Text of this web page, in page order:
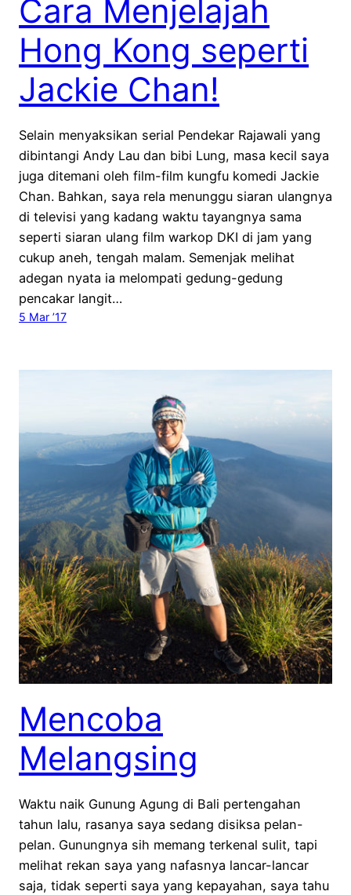
Cara Menjelajah
Hong Kong seperti
Jackie Chan!
Selain menyaksikan serial Pendekar Rajawali yang
dibintangi Andy Lau dan bibi Lung, masa kecil saya
juga ditemani oleh film-film kungfu komedi Jackie
Chan. Bahkan, saya rela menunggu siaran ulangnya
di televisi yang kadang waktu tayangnya sama
seperti siaran ulang film warkop DKI di jam yang
cukup aneh, tengah malam. Semenjak melihat
adegan nyata ia melompati gedung-gedung
pencakar langit…
5 Mar ’17
Mencoba
Melangsing
Waktu naik Gunung Agung di Bali pertengahan
tahun lalu, rasanya saya sedang disiksa pelan-
pelan. Gunungnya sih memang terkenal sulit, tapi
melihat rekan saya yang nafasnya lancar-lancar
saja, tidak seperti saya yang kepayahan, saya tahu